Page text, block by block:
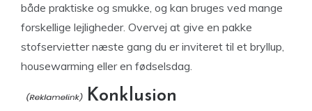
både praktiske og smukke, og kan bruges ved mange
forskellige lejligheder. Overvej at give en pakke
stofservietter næste gang du er inviteret til et bryllup,
housewarming eller en fødselsdag.
Konklusion